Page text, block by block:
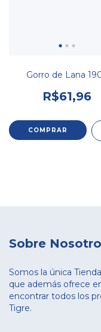
Gorro de Lana
R$61,96
Sobre
Somos la única
que además ofrece
encontrar todos los
Tigre.